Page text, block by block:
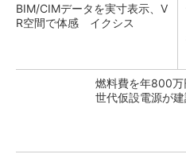
BIM/CIMデータを実寸表示、V
R空間で体感 イクシス
燃料費を年800
世代仮設電源が